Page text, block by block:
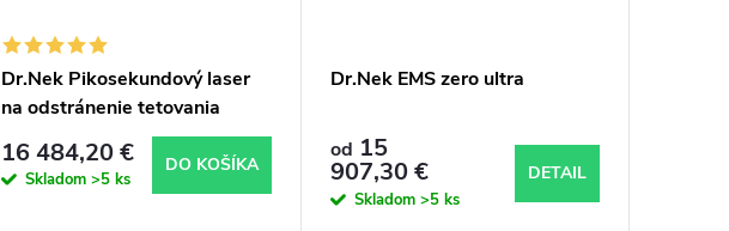
Dr.Nek Pikosekundový laser
na odstránenie tetovania
16 484,20 €
Skladom>5 ks
DO KOŠÍKA
Dr.Nek EMS zero ultra
od 15
907,30 €
Skladom >5 ks
DETAIL